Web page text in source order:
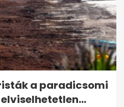
a paradicsomi